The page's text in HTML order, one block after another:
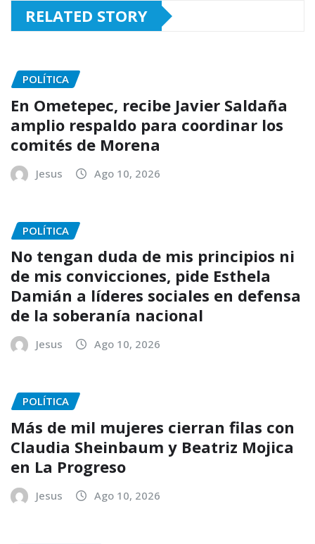
RELATED STORY
POLÍTICA
En Ometepec, recibe Javier Saldaña
amplio respaldo para coordinar los
comités de Morena
Jesus Ago 10, 2026
POLÍTICA
No tengan duda de mis principios ni
de mis convicciones, pide Esthela
Damián a líderes sociales en defensa
de la soberanía nacional
Jesus Ago 10, 2026
POLÍTICA
Más de mil mujeres cierran filas con
Claudia Sheinbaum y Beatriz Mojica
en La Progreso
Jesus Ago 10, 2026